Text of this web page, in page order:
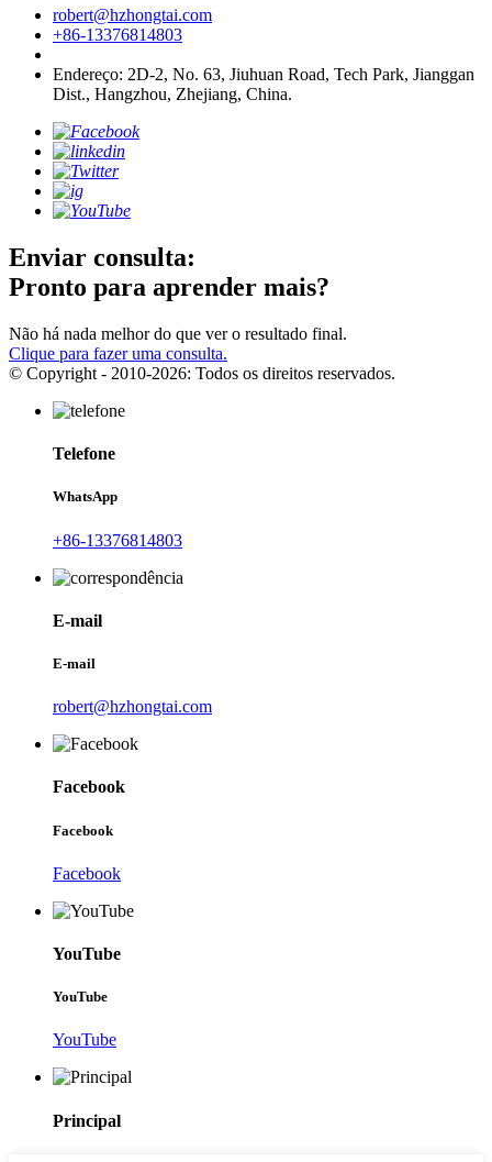
robert@hzhongtai.com
+86-13376814803
Endereço: 2D-2, No. 63, Jiuhuan Road, Tech Park, Jianggan
Dist., Hangzhou, Zhejiang, China.
Enviar consulta:
Pronto para aprender mais?
Não há nada melhor do que ver o resultado final.
Clique para fazer uma consulta.
© Copyright - 2010-2026: Todos os direitos reservados.
Telefone
WhatsApp
+86-13376814803
E-mail
E-mail
robert@hzhongtai.com
Facebook
Facebook
Facebook
YouTube
YouTube
YouTube
Principal